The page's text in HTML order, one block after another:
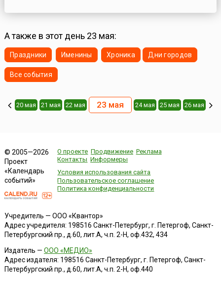
А также в этот день 23 мая:
Праздники Именины Хроника Дни городов
Все события
20 мая 21 мая 22 мая 23 мая 24 мая 25 мая 26 мая
© 2005—2026
Проект
«Календарь
событий»
О проекте Продвижение Реклама
Контакты Информеры
Условия использования сайта
Пользовательское соглашение
Политика конфиденциальности
Учредитель — ООО «Квантор»
Адрес учредителя: 198516 Санкт-Петербург, г. Петергоф, Санкт-
Петербургский пр., д.60, лит.А, ч.п. 2-Н, оф.432, 434
Издатель — ООО «МЕДИО»
Адрес издателя: 198516 Санкт-Петербург, г. Петергоф, Санкт-
Петербургский пр., д.60, лит.А, ч.п. 2-Н, оф.440